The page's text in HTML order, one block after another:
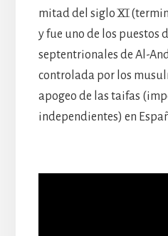
mitad del siglo XI
y fue uno de los puestos
septentrionales de Al-
controlada por los
apogeo de las taifas
independientes) en